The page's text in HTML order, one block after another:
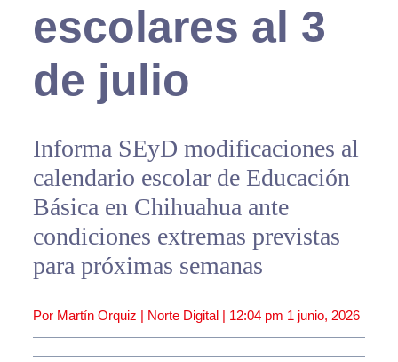
escolares al 3
de julio
Informa SEyD modificaciones al
calendario escolar de Educación
Básica en Chihuahua ante
condiciones extremas previstas
para próximas semanas
Por Martín Orquiz | Norte Digital | 12:04 pm 1 junio, 2026